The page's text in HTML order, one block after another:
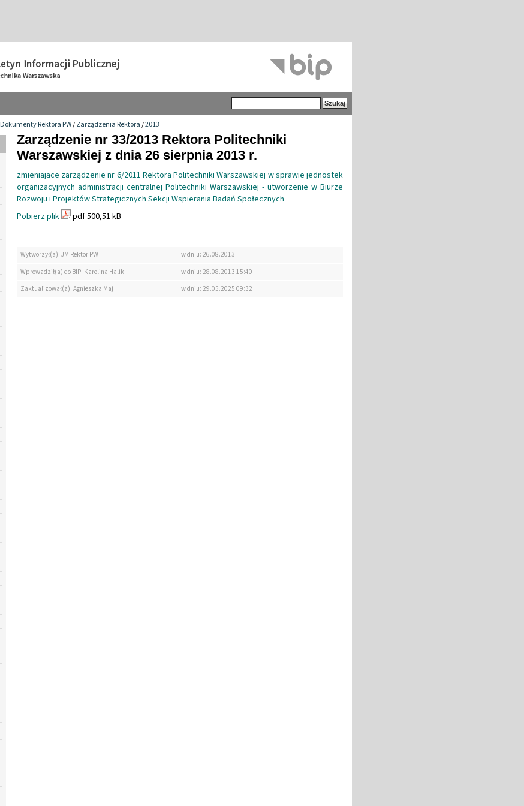
Dokumenty Rektora PW/Zarządzenia Rektora/2013
Zarządzenie nr 33/2013 Rektora Politechniki
Warszawskiej z dnia 26 sierpnia 2013 r.
zmieniające zarządzenie nr 6/2011 Rektora Politechniki Warszawskiej w sprawie jednostek
organizacyjnych administracji centralnej Politechniki Warszawskiej - utworzenie w Biurze
Rozwoju i Projektów Strategicznych Sekcji Wspierania Badań Społecznych
Pobierz plik
pdf 500,51 kB
Wytworzył(a): JM Rektor PW
w dniu: 26.08.2013
Wprowadził(a) do BIP: Karolina Halik
w dniu: 28.08.2013 15:40
Zaktualizował(a): Agnieszka Maj
w dniu: 29.05.2025 09:32